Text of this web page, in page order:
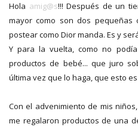
Hola amig@s!!! Después de un
mayor como son dos
postear como Dior manda. Es y
Y para la vuelta, como no
productos de bebé... que juro
última vez que lo haga, que esto
Con el advenimiento de mis
me regalaron productos de una